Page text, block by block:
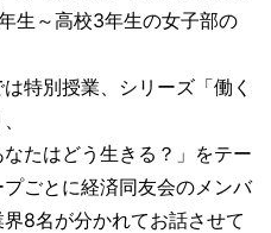
生～高校3年生の女子部の
特別授業、シリーズ「働く
たはどう生きる？」をテー
ごとに経済同友会のメンバ
8名が分かれてお話させて